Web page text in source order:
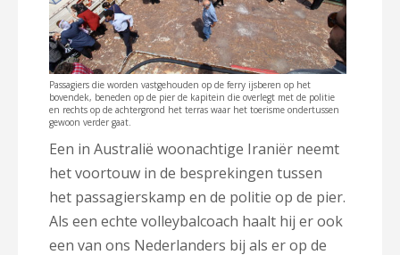
Passagiers die worden vastgehouden op de ferry ijsberen op het
bovendek, beneden op de pier de kapitein die overlegt met de politie
en rechts op de achtergrond het terras waar het toerisme ondertussen
gewoon verder gaat.
Een in Australië woonachtige Iraniër neemt
het voortouw in de besprekingen tussen
het passagierskamp en de politie op de pier.
Als een echte volleybalcoach haalt hij er ook
een van ons Nederlanders bij als er op de